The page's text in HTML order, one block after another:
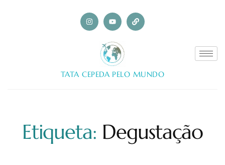
TATA CEPEDA PELO MUNDO
Etiqueta: Degustação